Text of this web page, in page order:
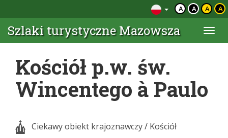
A A A A
Szlaki turystyczne Mazowsza
Kościół p.w. św.
Wincentego à Paulo
Ciekawy obiekt krajoznawczy/ Kościół